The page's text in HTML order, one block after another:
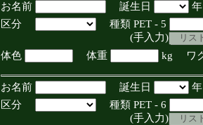
お名前 誕生日
区分
種類 PET - 5
(手入力)
体色
体重 kg ワ
お名前 誕生日
区分
種類 PET - 6
(手入力)